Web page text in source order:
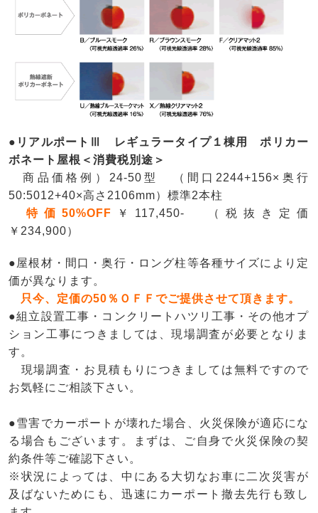
●リアルポートⅢ レギュラータイプ１棟用 ポリカー
ボネート屋根＜消費税別途＞
商品価格例）24-50型 （間口2244+156×奥行
50:5012+40×高さ2106mm）標準2本柱
特価50%OFF ￥117,450- （税抜き定価
￥234,900）
●屋根材・間口・奥行・ロング柱等各種サイズにより定
価が異なります。
只今、定価の50％ＯＦＦでご提供させて頂きます。
●組立設置工事・コンクリートハツリ工事・その他オプ
ション工事につきましては、現場調査が必要となりま
す。
現場調査・お見積もりにつきましては無料ですので
お気軽にご相談下さい。
●雪害でカーポートが壊れた場合、火災保険が適応にな
る場合もございます。まずは、ご自身で火災保険の契
約条件等ご確認下さい。
※状況によっては、中にある大切なお車に二次災害が
及ばないためにも、迅速にカーポート撤去先行も致し